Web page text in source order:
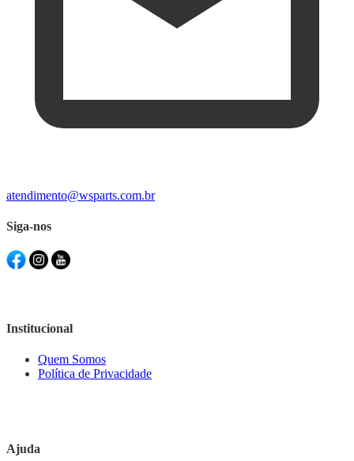
atendimento@wsparts.com.br
Siga-nos
Institucional
Quem Somos
Política de Privacidade
Ajuda